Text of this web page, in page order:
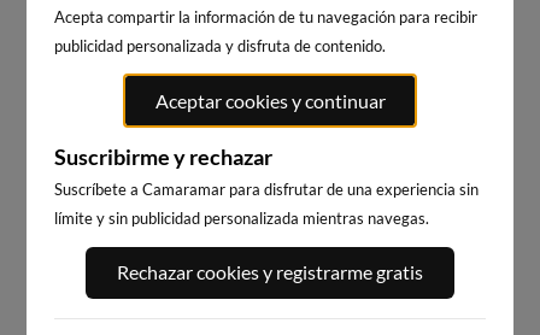
WEBCAMS CERCANAS
PORT ANDRATX
156km · Andratx
PLAYA EL MASNOU
0.0 m CHOPI
Acepta compartir la información de tu navegación para recibir
publicidad personalizada y disfruta de contenido.
Aceptar cookies y continuar
Suscribirme y rechazar
Suscríbete a Camaramar para disfrutar de una experiencia sin
límite y sin publicidad personalizada mientras navegas.
Rechazar cookies y registrarme gratis